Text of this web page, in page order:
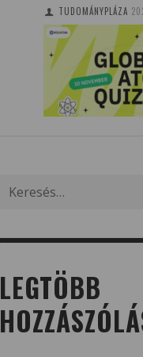
TUDOMÁNYPLÁZA
for:
LEGTÖBB